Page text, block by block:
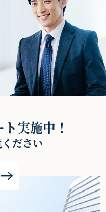
実施中！
ださい